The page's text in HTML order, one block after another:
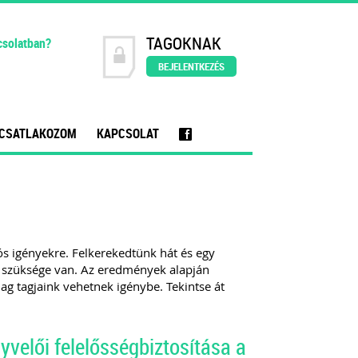
TAGOKNAK
BEJELENTKEZÉS
KAPCSOLAT f
igényekre. Felkerekedtünk hát és egy
van. Az eredmények alapján
tagjaink vehetnek igénybe. Tekintse át
felelősségbiztosítása a